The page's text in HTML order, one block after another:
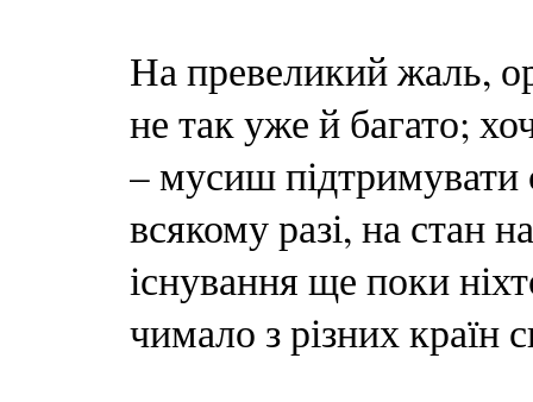
На превеликий жаль,
не так уже й багато;
– мусиш
всякому разі, на стан
існування ще поки
чимало з різних країн